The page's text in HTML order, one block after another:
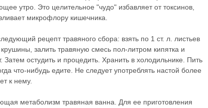
утро. Это целительное "чудо" избавляет от токсинов,
микрофлору кишечника.
рецепт травяного сбора: взять по 1 ст. л. листьев
залить травяную смесь пол-литром кипятка и
остудить и процедить. Хранить в холодильнике. Пить
что-нибудь едите. Не следует употреблять настой более
к нему.
метаболизм травяная ванна. Для ее приготовления